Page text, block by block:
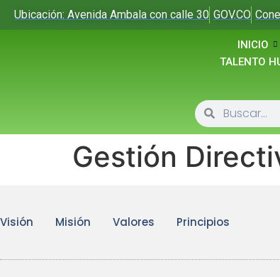
Ubicación: Avenida Ambala con calle 30 GOV.CO
INICIO
TALENTO
Gestión
Visión Misión Valores Principios